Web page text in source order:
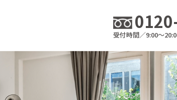
受付時間／9:00～